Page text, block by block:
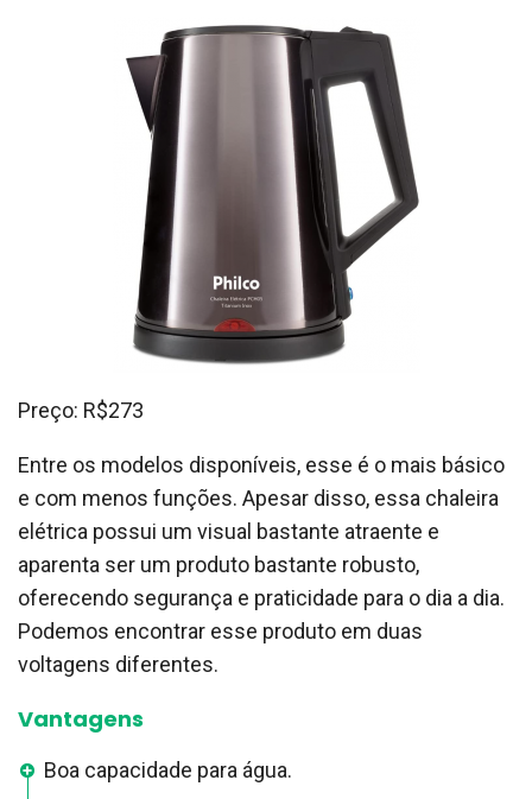
Preço: R$273
Entre os modelos disponíveis, esse é o mais básico
e com menos funções. Apesar disso, essa chaleira
elétrica possui um visual bastante atraente e
aparenta ser um produto bastante robusto,
oferecendo segurança e praticidade para o dia a dia.
Podemos encontrar esse produto em duas
voltagens diferentes.
Vantagens
Boa capacidade para água.